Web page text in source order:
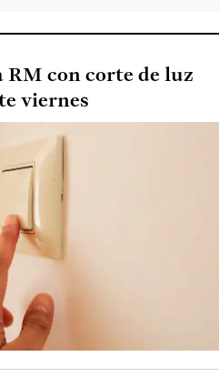
RM con corte de luz
viernes